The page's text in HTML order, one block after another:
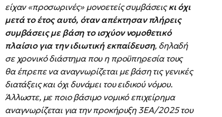
είχαν «προσωρινές» μονοετείς συμβάσειςκι όχι
μετά το έτος αυτό, όταν απέκτησαν πλήρεις
συμβάσεις με βάση το ισχύον νομοθετικό
πλαίσιο για την ιδιωτική εκπαίδευση, δηλαδή
σε χρονικό διάστημα που η προϋπηρεσία τους
θα έπρεπε να αναγνωρίζεται με βάση τις γενικές
διατάξεις και όχι δυνάμει του ειδικού νόμου.
Άλλωστε, με ποιο βάσιμο νομικό επιχείρημα
αναγνωρίζεται για την προκήρυξη 3ΕΑ/2025 του